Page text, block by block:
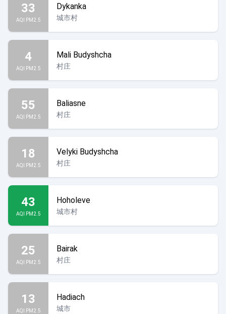
33
AQI PM2.5
Dykanka
城市村
4
AQI PM2.5
Mali Budyshcha
村庄
55
AQI PM2.5
Baliasne
村庄
18
AQI PM2.5
Velyki Budyshcha
村庄
43
AQI PM2.5
Hoholeve
城市村
25
AQI PM2.5
Bairak
村庄
13
AQI PM2.5
Hadiach
城市